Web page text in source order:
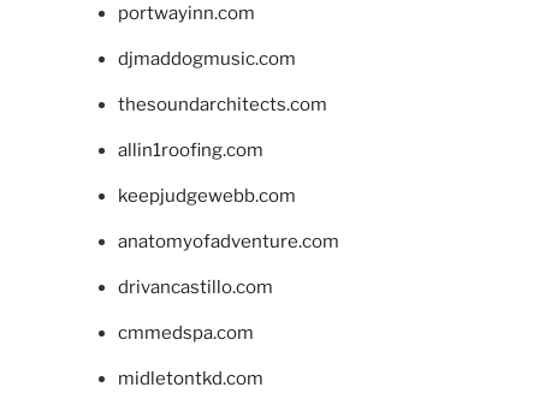
portwayinn.com
djmaddogmusic.com
thesoundarchitects.com
allin1roofing.com
keepjudgewebb.com
anatomyofadventure.com
drivancastillo.com
cmmedspa.com
midletontkd.com